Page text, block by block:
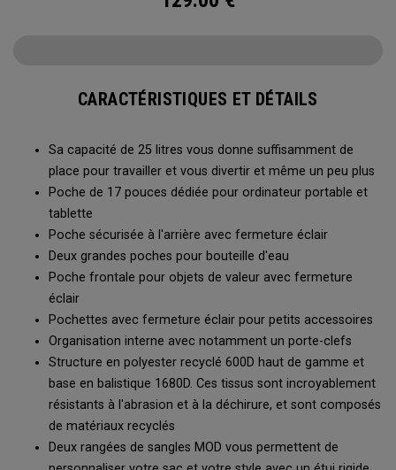
CARACTÉRISTIQUES ET DÉTAILS
Sa capacité de 25 litres vous donne suffisamment de
place pour travailler et vous divertir et même un peu plus
Poche de 17 pouces dédiée pour ordinateur portable et
tablette
Poche sécurisée à l'arrière avec fermeture éclair
Deux grandes poches pour bouteille d'eau
Poche frontale pour objets de valeur avec fermeture
éclair
Pochettes avec fermeture éclair pour petits accessoires
Organisation interne avec notamment un porte-clefs
Structure en polyester recyclé 600D haut de gamme et
base en balistique 1680D. Ces tissus sont incroyablement
résistants à l'abrasion et à la déchirure, et sont composés
de matériaux recyclés
Deux rangées de sangles MOD vous permettent de